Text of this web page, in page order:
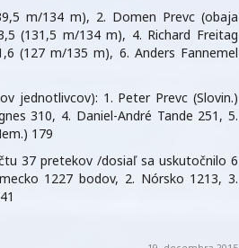
m/134 m), 2. Domen Prevc (obaja
(131,5 m/134 m), 4. Richard Freitag
(127 m/135 m), 6. Anders Fannemel
jednotlivcov): 1. Peter Prevc (Slovin.)
310, 4. Daniel-André Tande 251, 5.
179
37 pretekov /dosiaľ sa uskutočnilo 6
1227 bodov, 2. Nórsko 1213, 3.